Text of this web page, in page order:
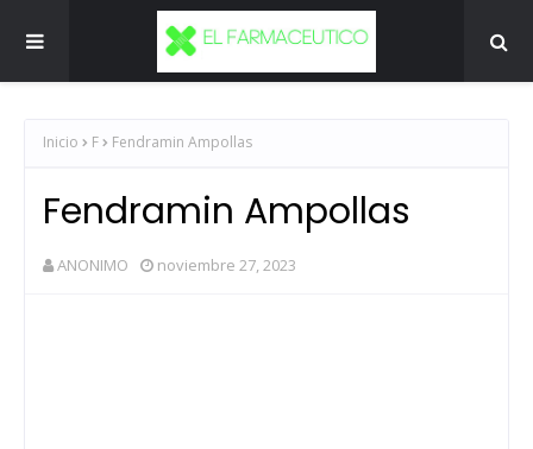
Inicio F Fendramin Ampollas
Fendramin Ampollas
ANONIMO noviembre 27, 2023